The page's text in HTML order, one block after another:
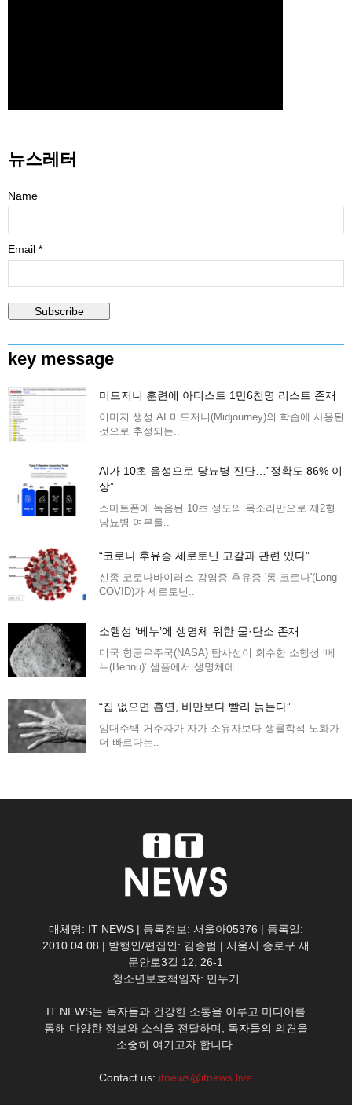
뉴스레터
Name
Email *
key message
미드저니 훈련에 아티스트 1만6천명 리스트 존재
이미지 생성 AI 미드저니(Midjourney)의 학습에 사용된
것으로 추정되는..
AI가 10초 음성으로 당뇨병 진단…”정확도 86% 이
상”
스마트폰에 녹음된 10초 정도의 목소리만으로 제2형
당뇨병 여부를..
“코로나 후유증 세로토닌 고갈과 관련 있다”
신종 코로나바이러스 감염증 후유증 '롱 코로나'(Long
COVID)가 세로토닌..
소행성 ‘베누’에 생명체 위한 물·탄소 존재
미국 항공우주국(NASA) 탐사선이 회수한 소행성 ‘베
누(Bennu)’ 샘플에서 생명체에..
“집 없으면 흡연, 비만보다 빨리 늙는다”
임대주택 거주자가 자가 소유자보다 생물학적 노화가
더 빠르다는..
매체명: IT NEWS | 등록정보: 서울아05376 | 등록일:
2010.04.08 | 발행인/편집인: 김종범 | 서울시 종로구 새
문안로3길 12, 26-1
청소년보호책임자: 민두기
IT NEWS는 독자들과 건강한 소통을 이루고 미디어를
통해 다양한 정보와 소식을 전달하며, 독자들의 의견을
소중히 여기고자 합니다.
Contact us: itnews@itnews.live